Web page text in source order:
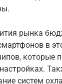
рынка
в
которые
систем